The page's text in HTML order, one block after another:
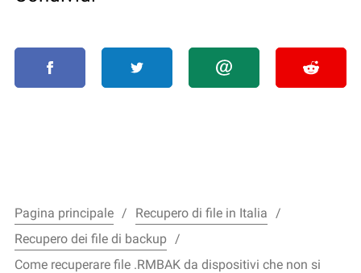
Pagina principale
Recupero di file in Italia
Recupero dei file di backup
Come recuperare file .RMBAK da dispositivi che non si